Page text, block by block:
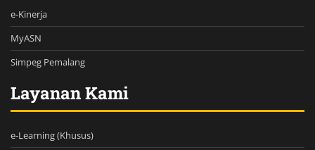
e-Kinerja
MyASN
Simpeg Pemalang
Layanan Kami
e-Learning (Khusus)